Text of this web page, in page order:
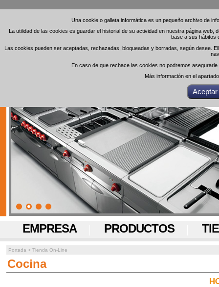
Una cookie o galleta informática es un pequeño archivo de
La utilidad de las cookies es guardar el historial de su actividad en nuestra página
base a sus hábitos
Las cookies pueden ser aceptadas, rechazadas, bloqueadas y borradas, según desee.
En caso de que rechace las cookies no podremos
Más información en el
Una cookie o galleta informática es un pequeño archivo de
La utilidad de las cookies es guardar el historial de su actividad en nuestra página
base a sus hábitos
Las cookies pueden ser aceptadas, rechazadas, bloqueadas y borradas, según desee.
En caso de que rechace las cookies no podremos
Más información en el
EMPRESA PRODUCTOS
Portada > Tienda On-Line
Cocina